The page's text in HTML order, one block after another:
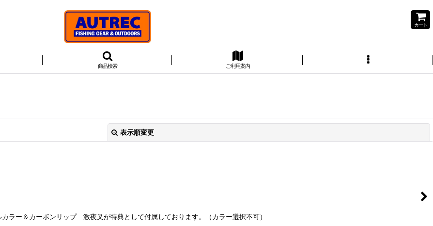
カート
商品検索 ご利用案内
表示順変更
絞り込む
ラー＆カーボンリップ 激夜叉が特典として付属しております。（カラー選択不可）